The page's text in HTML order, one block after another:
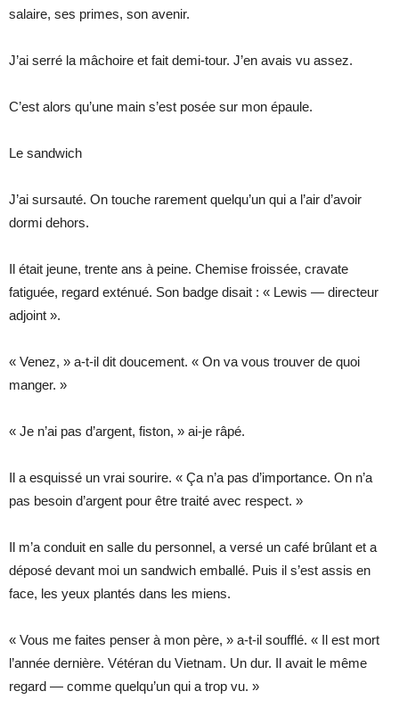
salaire, ses primes, son avenir.
J’ai serré la mâchoire et fait demi-tour. J’en avais vu assez.
C’est alors qu’une main s’est posée sur mon épaule.
Le sandwich
J’ai sursauté. On touche rarement quelqu’un qui a l’air d’avoir
dormi dehors.
Il était jeune, trente ans à peine. Chemise froissée, cravate
fatiguée, regard exténué. Son badge disait : « Lewis — directeur
adjoint ».
« Venez, » a-t-il dit doucement. « On va vous trouver de quoi
manger. »
« Je n’ai pas d’argent, fiston, » ai-je râpé.
Il a esquissé un vrai sourire. « Ça n’a pas d’importance. On n’a
pas besoin d’argent pour être traité avec respect. »
Il m’a conduit en salle du personnel, a versé un café brûlant et a
déposé devant moi un sandwich emballé. Puis il s’est assis en
face, les yeux plantés dans les miens.
« Vous me faites penser à mon père, » a-t-il soufflé. « Il est mort
l’année dernière. Vétéran du Vietnam. Un dur. Il avait le même
regard — comme quelqu’un qui a trop vu. »